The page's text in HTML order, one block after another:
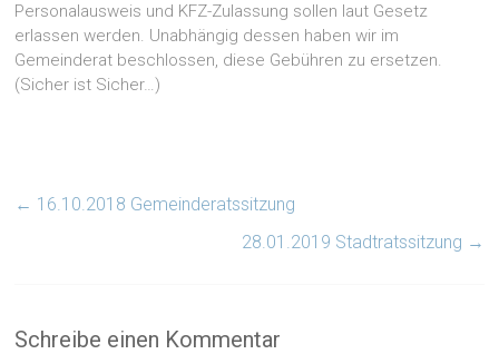
Personalausweis und KFZ-Zulassung sollen laut Gesetz
erlassen werden. Unabhängig dessen haben wir im
Gemeinderat beschlossen, diese Gebühren zu ersetzen.
(Sicher ist Sicher…)
← 16.10.2018 Gemeinderatssitzung
28.01.2019 Stadtratssitzung →
Schreibe einen Kommentar